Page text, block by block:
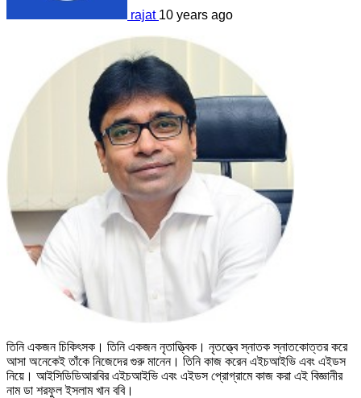
rajat 10 years ago
তিনি একজন চিকিৎসক। তিনি একজন নৃতাত্ত্বিক। নৃতত্ত্বে স্নাতক স্নাতকোত্তর করে
আসা অনেকেই তাঁকে নিজেদের গুরু মানেন। তিনি কাজ করেন এইচআইভি এবং এইডস
নিয়ে। আইসিডিডিআরবির এইচআইভি এবং এইডস প্রোগ্রামে কাজ করা এই বিজ্ঞানীর
নাম ডা শরফুল ইসলাম খান ববি।